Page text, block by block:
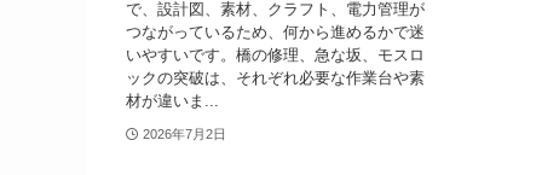
で、設計図、素材、クラフト、電力管理が
つながっているため、何から進めるかで迷
いやすいです。橋の修理、急な坂、モスロ
ックの突破は、それぞれ必要な作業台や素
材が違いま...
2026年7月2日